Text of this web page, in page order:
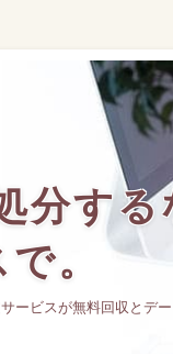
分す
。
ビスが無料回収とデ